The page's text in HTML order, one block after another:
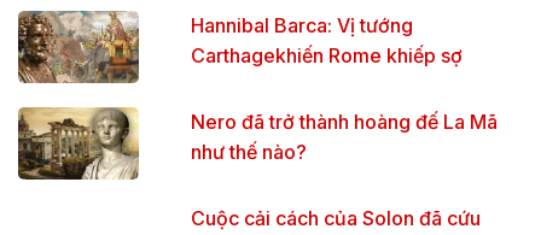
Hannibal Barca: Vị tướng
Carthagekhiến Rome khiếp sợ
Nero đã trở thành hoàng đế La Mã
như thế nào?
Cuộc cải cách của Solon đã cứu